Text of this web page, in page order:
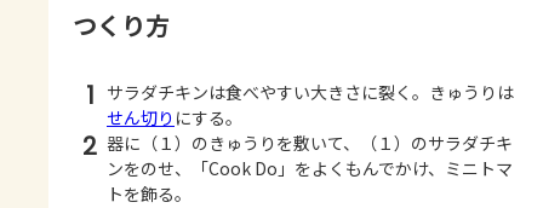
つくり方
1 サラダチキンは食べやすい大きさに裂く。きゅうりは
せん切り にする。
2 器に（１）のきゅうりを敷いて、（１）のサラダチキ
ンをのせ、「Cook Do」をよくもんでかけ、ミニトマ
トを飾る。